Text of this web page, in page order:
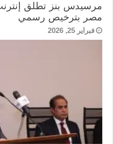
مرسيدس بنز تطلق
مصر بترخيص رسمي
فبراير 25, 2026